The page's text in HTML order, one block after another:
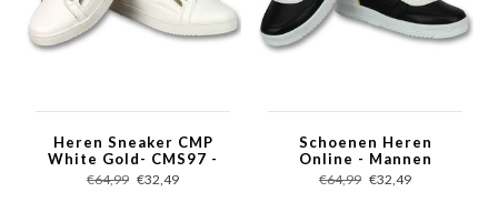
Heren Sneaker CMP
White Gold- CMS97 -
White
€64,99 €32,49
Schoenen Heren
Online - Mannen
Sneaker Luxury Black
White - CMS72 -
€64,99 €32,49